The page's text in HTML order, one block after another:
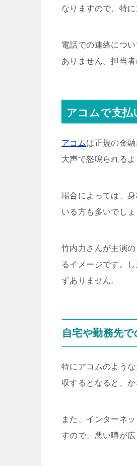
なりますので、特
電話での連絡につ
ありません。担当
アコムで支払
アコムは正規の金
大声で怒鳴られる
場合によっては、
いる方も多いでしょ
竹内力さんが主演
るイメージです。
ずありません。
自宅や勤務先
特にアコムのよう
収するとなると、
また、インターネ
すので、悪い噂が